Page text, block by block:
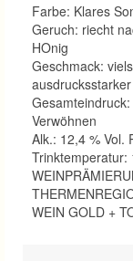
Farbe: Klares
Geruch: riecht
HOnig
Geschmack:
Verwöhnen
Alk.: 12,4 % Vol.
Trinktemperatur:
WEIN GOLD +